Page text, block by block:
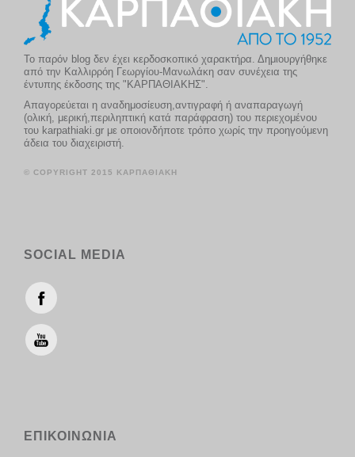
Το παρόν blog δεν έχει κερδοσκοπικό χαρακτήρα. Δημιουργήθηκε
από την Καλλιρρόη Γεωργίου-Μανωλάκη σαν συνέχεια της
έντυπης έκδοσης της "ΚΑΡΠΑΘΙΑΚΗΣ".
Απαγορεύεται η αναδημοσίευση,αντιγραφή ή αναπαραγωγή
(ολική, μερική,περιληπτική κατά παράφραση) του περιεχομένου
του karpathiaki.gr με οποιονδήποτε τρόπο χωρίς την προηγούμενη
άδεια του διαχειριστή.
© COPYRIGHT 2015 ΚΑΡΠΑΘΙΑΚΗ
SOCIAL MEDIA
ΕΠΙΚΟΙΝΩΝΙΑ